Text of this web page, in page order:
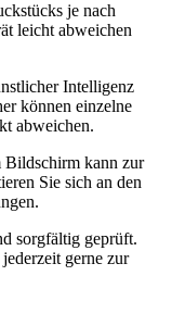
je nach
leicht abweichen
Intelligenz
können einzelne
abweichen.
Bildschirm kann zur
Sie sich an den
sorgfältig geprüft.
gerne zur